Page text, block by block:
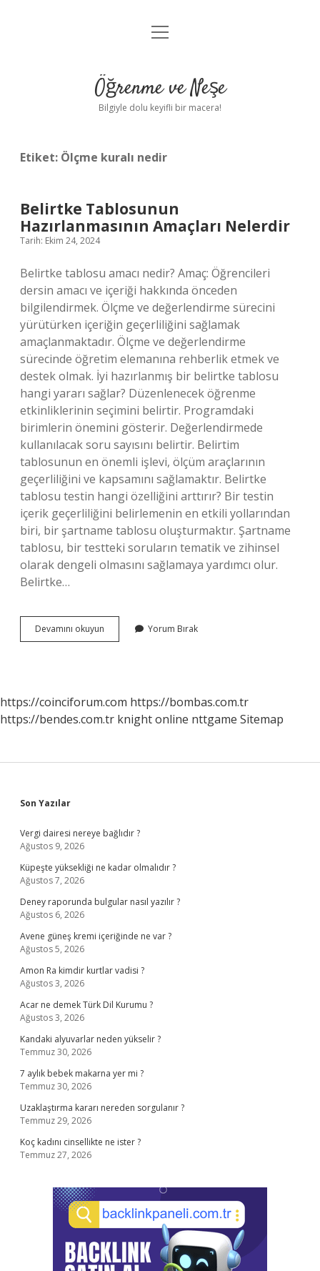
Anasayfa
Yasal Uyarı
menüyü
Öğrenme ve Neşe
Bilgiyle dolu keyifli bir macera!
Etiket: Ölçme kuralı nedir
Belirtke Tablosunun
Hazırlanmasının Amaçları Nelerdir
Tarih: Ekim 24, 2024
Belirtke tablosu amacı nedir? Amaç: Öğrencileri
dersin amacı ve içeriği hakkında önceden
bilgilendirmek. Ölçme ve değerlendirme sürecini
yürütürken içeriğin geçerliliğini sağlamak
amaçlanmaktadır. Ölçme ve değerlendirme
sürecinde öğretim elemanına rehberlik etmek ve
destek olmak. İyi hazırlanmış bir belirtke tablosu
hangi yararı sağlar? Düzenlenecek öğrenme
etkinliklerinin seçimini belirtir. Programdaki
birimlerin önemini gösterir. Değerlendirmede
kullanılacak soru sayısını belirtir. Belirtim
tablosunun en önemli işlevi, ölçüm araçlarının
geçerliliğini ve kapsamını sağlamaktır. Belirtke
tablosu testin hangi özelliğini arttırır? Bir testin
içerik geçerliliğini belirlemenin en etkili yollarından
biri, bir şartname tablosu oluşturmaktır. Şartname
tablosu, bir testteki soruların tematik ve zihinsel
olarak dengeli olmasını sağlamaya yardımcı olur.
Belirtke…
Devamını okuyun
Tablosunun
Yorum Bırak
https://coinciforum.com https://bombas.com.tr
https://bendes.com.tr knight online nttgame Sitemap
Sidebar
Son Yazılar
Vergi dairesi nereye bağlıdır ?
Ağustos 9, 2026
Küpeşte yüksekliği ne kadar olmalıdır ?
Ağustos 7, 2026
Deney raporunda bulgular nasıl yazılır ?
Ağustos 6, 2026
Avene güneş kremi içeriğinde ne var ?
Ağustos 5, 2026
Amon Ra kimdir kurtlar vadisi ?
Ağustos 3, 2026
Acar ne demek Türk Dil Kurumu ?
Ağustos 3, 2026
Kandaki alyuvarlar neden yükselir ?
Temmuz 30, 2026
7 aylık bebek makarna yer mi ?
Temmuz 30, 2026
Uzaklaştırma kararı nereden sorgulanır ?
Temmuz 29, 2026
Koç kadını cinsellikte ne ister ?
Temmuz 27, 2026